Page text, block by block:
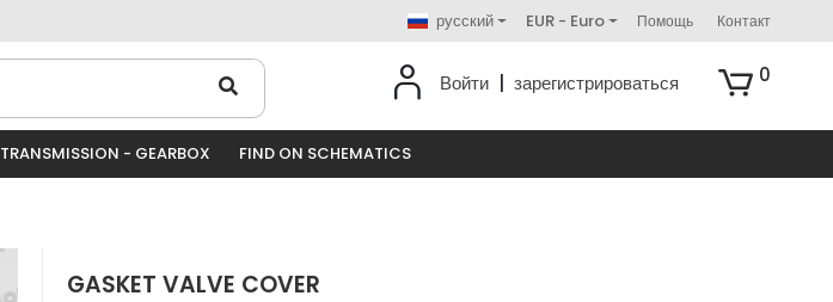
русский EUR - Euro Помощь Контакт
Войти зарегистрироваться 0
TRANSMISSION - GEARBOX FIND ON SCHEMATICS
GASKET VALVE COVER